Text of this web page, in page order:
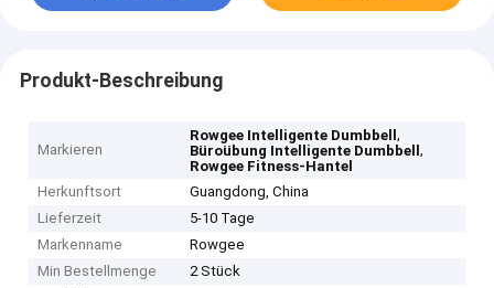
Produkt-Beschreibung
Markieren
Rowgee Intelligente Dumbbell,
Büroübung Intelligente Dumbbell,
Rowgee Fitness-Hantel
Herkunftsort
Guangdong, China
Lieferzeit
5-10 Tage
Markenname
Rowgee
Min Bestellmenge
2 Stück